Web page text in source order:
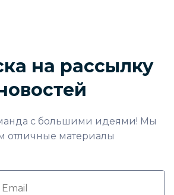
на рассылку
с большими идеями! Мы
отличные материалы